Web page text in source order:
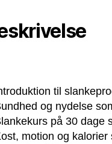
til
og nydelse
på 30 dage
motion og kalorier